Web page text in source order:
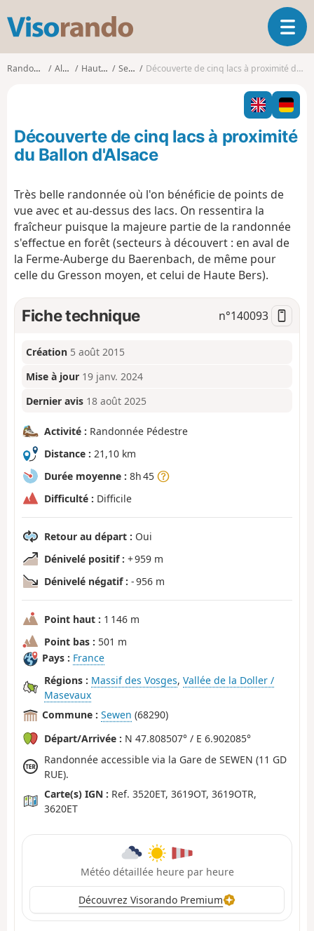
s
o
O
u
v
i
r
l
a
a
t
Randonnées Alsace Haut-Rhin Sewen Découverte de cinq lacs à proximité du Ballon d'Alsace
Découverte de cinq lacs à proximité
du Ballon d'Alsace
Très belle randonnée où l'on bénéficie de points de
vue avec et au-dessus des lacs. On ressentira la
fraîcheur puisque la majeure partie de la randonnée
s'effectue en forêt (secteurs à découvert : en aval de
la Ferme-Auberge du Baerenbach, de même pour
celle du Gresson moyen, et celui de Haute Bers).
Fiche technique n°140093
Création 5 août 2015
Mise à jour 19 janv. 2024
Dernier avis 18 août 2025
Activité : Randonnée Pédestre
Distance : 21,10 km
Durée moyenne : 8h 45
Difficulté : Difficile
Retour au départ : Oui
Dénivelé positif : + 959 m
Dénivelé négatif : - 956 m
Point haut : 1 146 m
Point bas : 501 m
Pays : France
Régions : Massif des Vosges, Vallée de la Doller /
Masevaux
Commune : Sewen (68290)
Départ/Arrivée : N 47.808507° / E 6.902085°
Randonnée accessible via la Gare de SEWEN (11 GD
RUE).
Carte(s) IGN : Ref. 3520ET, 3619OT, 3619OTR,
3620ET
Météo détaillée heure par heure
Découvrez Visorando Premium